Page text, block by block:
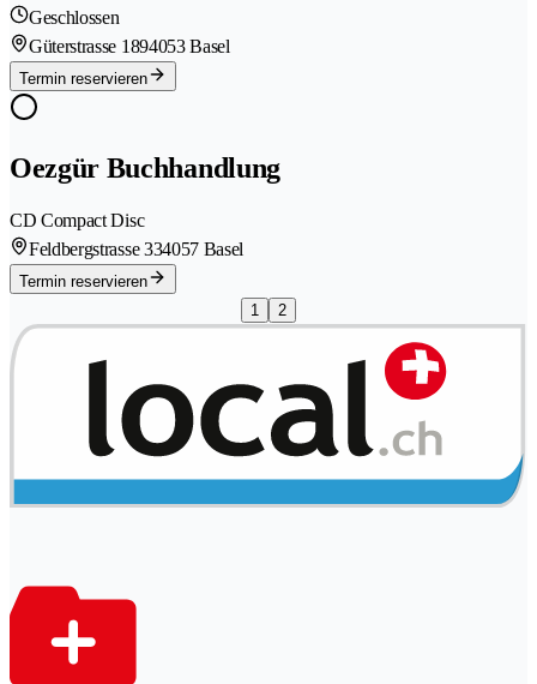
Geschlossen
Güterstrasse 1894053 Basel
Termin reservieren
Oezgür Buchhandlung
CD Compact Disc
Feldbergstrasse 334057 Basel
Termin reservieren
1
2